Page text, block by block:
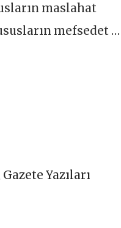
maslahat
mefsedet …
Gazete Yazıları